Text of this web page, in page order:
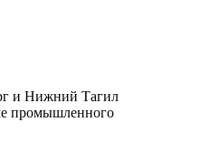
и Нижний Тагил
промышленного